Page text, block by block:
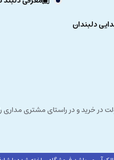
دلبندان
دلبندانمان" و با حفظ هدف سهولت در خرید